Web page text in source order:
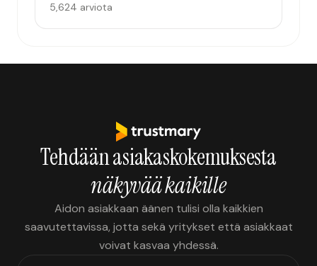
5,624 arviota
Tehdään asiakaskokemuksesta
näkyvää kaikille
Aidon asiakkaan äänen tulisi olla kaikkien
saavutettavissa, jotta sekä yritykset että asiakkaat
voivat kasvaa yhdessä.